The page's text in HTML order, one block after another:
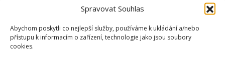
Spravovat Souhlas
Abychom poskytli co nejlepší služby, používáme k ukládání a/nebo
přístupu k informacím o zařízení, technologie jako jsou soubory
cookies.
A JAKÉ JSOU ZKUŠENOSTI